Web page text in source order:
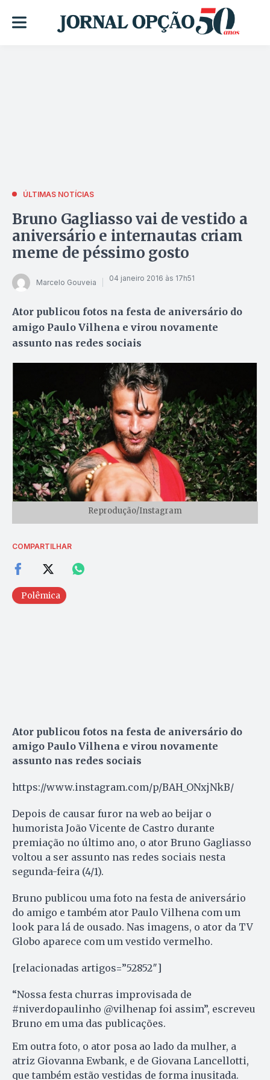
ÚLTIMAS NOTÍCIAS
Bruno Gagliasso vai de vestido a
aniversário e internautas criam
meme de péssimo gosto
Marcelo Gouveia 04 janeiro 2016 às 17h51
Ator publicou fotos na festa de aniversário do
amigo Paulo Vilhena e virou novamente
assunto nas redes sociais
Reprodução/Instagram
COMPARTILHAR
Polêmica
Ator publicou fotos na festa de aniversário do
amigo Paulo Vilhena e virou novamente
assunto nas redes sociais
https://www.instagram.com/p/BAH_ONxjNkB/
Depois de causar furor na web ao beijar o
humorista João Vicente de Castro durante
premiação no último ano, o ator Bruno Gagliasso
voltou a ser assunto nas redes sociais nesta
segunda-feira (4/1).
Bruno publicou uma foto na festa de aniversário
do amigo e também ator Paulo Vilhena com um
look para lá de ousado. Nas imagens, o ator da TV
Globo aparece com um vestido vermelho.
[relacionadas artigos=”52852″]
“Nossa festa churras improvisada de
#niverdopaulinho @vilhenap foi assim”, escreveu
Bruno em uma das publicações.
Em outra foto, o ator posa ao lado da mulher, a
atriz Giovanna Ewbank, e de Giovana Lancellotti,
que também estão vestidas de forma inusitada.